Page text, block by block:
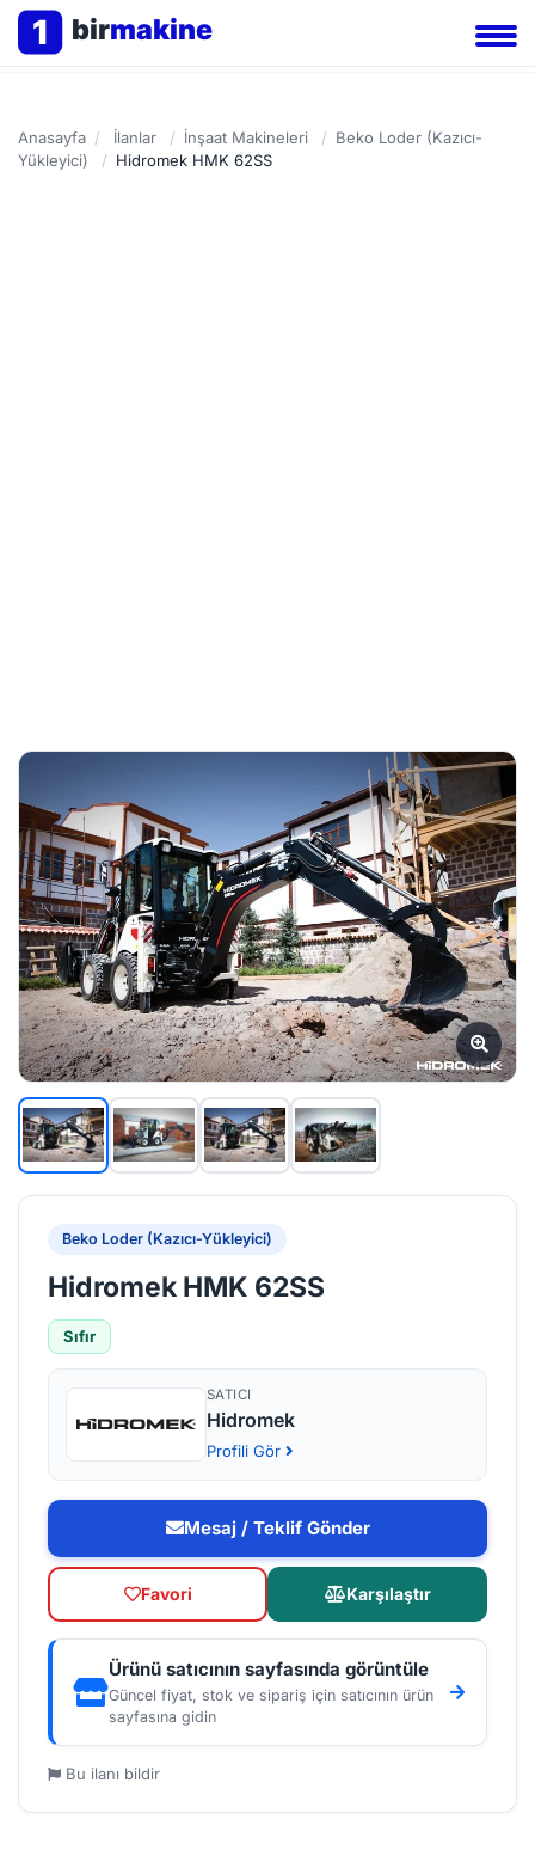
1 birmakine
Anasayfa / İlanlar / İnşaat Makineleri / Beko Loder (Kazıcı-
Yükleyici)
/ Hidromek HMK 62SS
Beko Loder (Kazıcı-Yükleyici)
Hidromek HMK 62SS
Sıfır
SATICI
Hidromek
Profili Gör
Mesaj / Teklif Gönder
Favori Karşılaştır
Ürünü satıcının sayfasında görüntüle
Güncel fiyat, stok ve sipariş için satıcının ürün
sayfasına gidin
Bu ilanı bildir